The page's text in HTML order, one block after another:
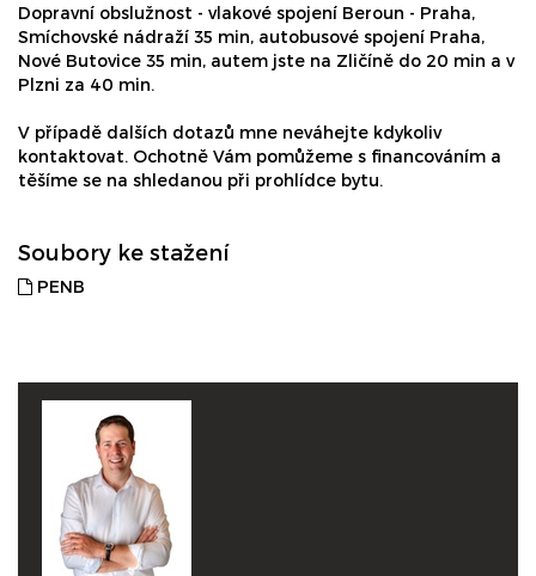
Dopravní obslužnost - vlakové spojení Beroun - Praha,
Smíchovské nádraží 35 min, autobusové spojení Praha,
Nové Butovice 35 min, autem jste na Zličíně do 20 min a v
Plzni za 40 min.
V případě dalších dotazů mne neváhejte kdykoliv
kontaktovat. Ochotně Vám pomůžeme s financováním a
těšíme se na shledanou při prohlídce bytu.
Soubory ke stažení
PENB